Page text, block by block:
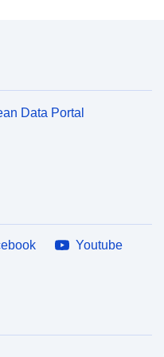
Data Portal
Youtube